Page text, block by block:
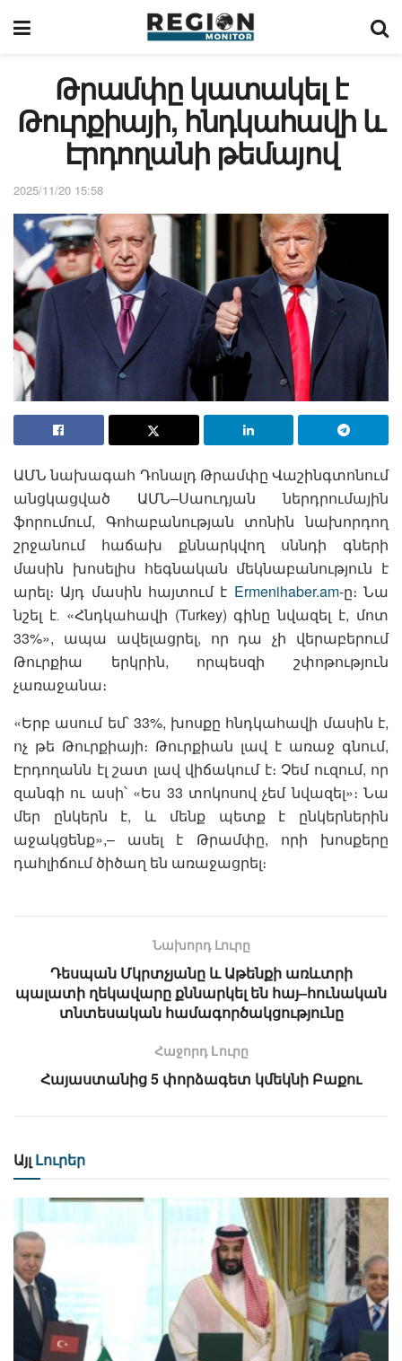
Թրամփը կատակել է
Թուրքիայի, հնդկահավի և
Էրդողանի թեմայով
2025/11/20 15:58
ԱՄՆ նախագահ Դոնալդ Թրամփը Վաշինգտոնում
անցկացված ԱՄՆ–Սաուդյան ներդրումային
ֆորումում, Գոհաբանության տոնին նախորդող
շրջանում հաճախ քննարկվող սննդի գների
մասին խոսելիս հեգնական մեկնաբանություն է
արել։ Այդ մասին հայտում է Ermenihaber.am-ը։ Նա
նշել է․ «Հնդկահավի (Turkey) գինը նվազել է, մոտ
33%», ապա ավելացրել, որ դա չի վերաբերում
Թուրքիա երկրին, որպեսզի շփոթություն
չառաջանա։
«Երբ ասում եմ՝ 33%, խոսքը հնդկահավի մասին է,
ոչ թե Թուրքիայի։ Թուրքիան լավ է առաջ գնում,
Էրդողանն էլ շատ լավ վիճակում է։ Չեմ ուզում, որ
զանգի ու ասի՝ «Ես 33 տոկոսով չեմ նվազել»։ Նա
մեր ընկերն է, և մենք պետք է ընկերներին
աջակցենք»,– ասել է Թրամփը, որի խոսքերը
դահլիճում ծիծաղ են առաջացրել։
Նախորդ Լուրը
Դեսպան Մկրտչյանը և Աթենքի առևտրի
պալատի ղեկավարը քննարկել են հայ–հունական
տնտեսական համագործակցությունը
Հաջորդ Lուրը
Հայաստանից 5 փորձագետ կմեկնի Բաքու
Այլ Լուրեր